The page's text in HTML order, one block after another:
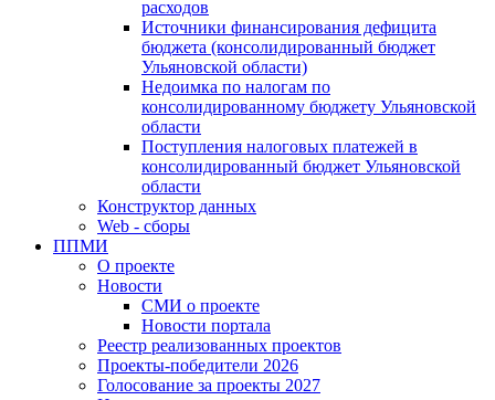
расходов
Источники финансирования дефицита
бюджета (консолидированный бюджет
Ульяновской области)
Недоимка по налогам по
консолидированному бюджету Ульяновской
области
Поступления налоговых платежей в
консолидированный бюджет Ульяновской
области
Конструктор данных
Web - сборы
ППМИ
О проекте
Новости
СМИ о проекте
Новости портала
Реестр реализованных проектов
Проекты-победители 2026
Голосование за проекты 2027